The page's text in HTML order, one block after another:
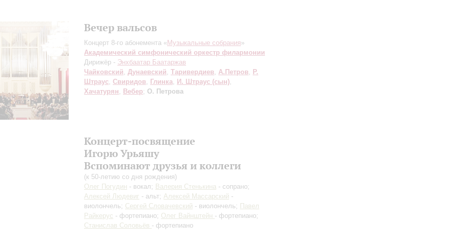
Вечер вальсов
Концерт 8-го абонемента « Музыкальные собрания»
Академический симфонический оркестр филармонии
Дирижёр - Энхбаатар Баатаржав
Чайковский, Дунаевский, Таривердиев, А.Петров, Р.
Штраус, Свиридов, Глинка, И. Штраус (сын),
Хачатурян, Вебер; О. Петрова
Концерт-посвящение
Игорю Урьяшу
Вспоминают друзья и коллеги
(к 50-летию со дня рождения)
Олег Погудин - вокал; Валерия Стенькина - сопрано;
Алексей Людевиг - альт; Алексей Массарский -
виолончель; Сергей Словачевский - виолончель; Павел
Райкерус - фортепиано; Олег Вайнштейн - фортепиано;
Станислав Соловьёв - фортепиано